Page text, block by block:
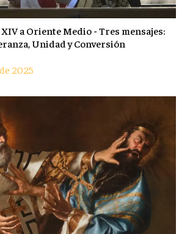
a Oriente Medio - Tres mensajes:
Unidad y Conversión
2025